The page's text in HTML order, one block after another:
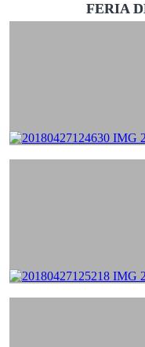
FERIA